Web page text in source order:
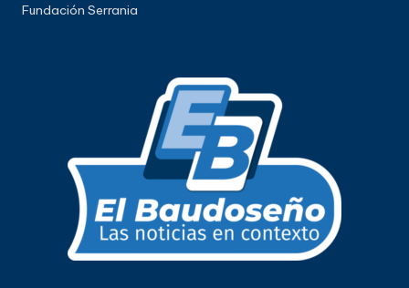
Fundación Serrania